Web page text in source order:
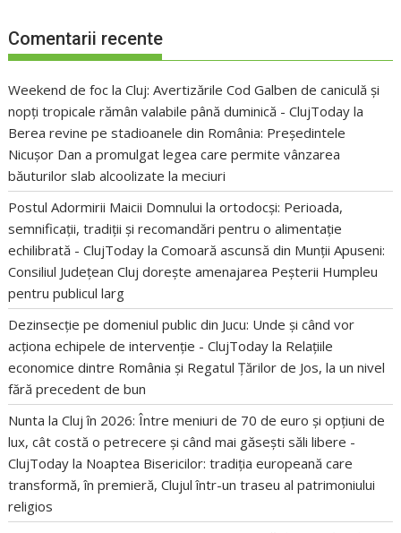
Comentarii recente
Weekend de foc la Cluj: Avertizările Cod Galben de caniculă și
nopți tropicale rămân valabile până duminică - ClujToday la
Berea revine pe stadioanele din România: Președintele
Nicușor Dan a promulgat legea care permite vânzarea
băuturilor slab alcoolizate la meciuri
Postul Adormirii Maicii Domnului la ortodocși: Perioada,
semnificații, tradiții și recomandări pentru o alimentație
echilibrată - ClujToday laComoară ascunsă din Munții Apuseni:
Consiliul Județean Cluj dorește amenajarea Peșterii Humpleu
pentru publicul larg
Dezinsecție pe domeniul public din Jucu: Unde și când vor
acționa echipele de intervenție - ClujToday la Relațiile
economice dintre România și Regatul Țărilor de Jos, la un nivel
fără precedent de bun
Nunta la Cluj în 2026: Între meniuri de 70 de euro și opțiuni de
lux, cât costă o petrecere și când mai găsești săli libere -
ClujToday la Noaptea Bisericilor: tradiția europeană care
transformă, în premieră, Clujul într-un traseu al patrimoniului
religios